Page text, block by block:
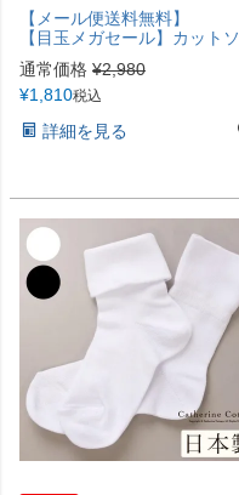
【メール便送料無料】
【目玉メガセール】カットソーブラウス 長袖 半袖 入学式 卒業式 子供服 小学生 発表会 制服 フォーマル 白襟 スタンドカラー キャサリンコテージ YUP12《メール便優先商品》
通常価格 ¥2,980
¥1,810税込
詳細を見る